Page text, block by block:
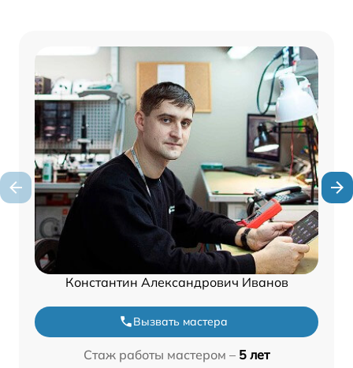
Константин Александрович Иванов
Вызвать мастера
Стаж работы мастером – 5 лет